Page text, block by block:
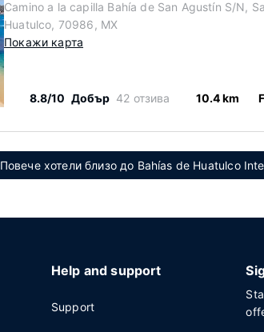
Camino a la capilla Bahía de San Agustín S/N,
Huatulco, 70986, MX
Покажи карта
8.8/10 Добър 42 отзива 10.4 km
Повече хотели близо до Bahías de Huatulco
Help and support
Support